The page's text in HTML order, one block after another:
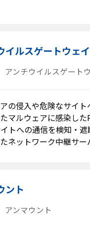
イルスゲートウェイ
アンチウイルスゲート
の侵入や危険なサイト
マルウェアに感染した
トへの通信を検知・
ネットワーク中継サー
ント
アンマウント